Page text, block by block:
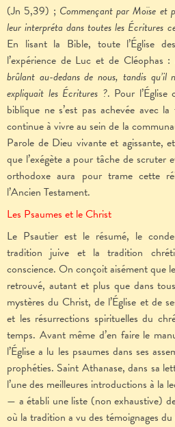
(Jn 5,39) ; Commençant par Moïse et
leur interpréta dans toutes les Écritures
En lisant la Bible, toute l’Église
l’expérience de Luc et de Cléophas :
brûlant au-dedans de nous, tandis
expliquait les Écritures ?. Pour l’Église
biblique ne s’est pas achevée avec
continue à vivre au sein de la
Parole de Dieu vivante et agissante,
que l’exégète a pour tâche de scruter
orthodoxe aura pour trame cette
l’Ancien Testament.
Les Psaumes et le Christ
Le Psautier est le résumé, le
tradition juive et la tradition
conscience. On conçoit aisément que
retrouvé, autant et plus que dans
mystères du Christ, de l’Église et de
et les résurrections spirituelles du
temps. Avant même d’en faire le
l’Église a lu les psaumes dans ses
prophéties. Saint Athanase, dans sa
l’une des meilleures introductions à la
— a établi une liste (non exhaustive)
où la tradition a vu des témoignages